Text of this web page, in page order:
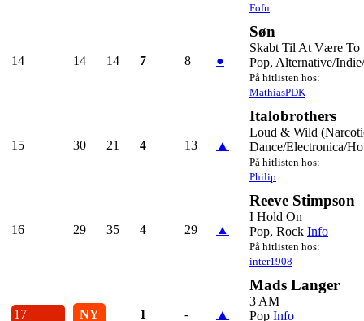
Fofu
14 14 14 7 8 ●
Søn
Skabt Til At Være To
Pop, Alternative/
På hitlisten hos:
MathiasPDK
15 30 21 4 13 ▲
Italobrothers
Loud & Wild
Dance/Electronica/
På hitlisten hos:
Philip
16 29 35 4 29 ▲
Reeve Stimpson
I Hold On
Pop, Rock Info
På hitlisten hos:
inter1908
17 NY 1 - ▲
Mads Langer
3 AM
Pop Info